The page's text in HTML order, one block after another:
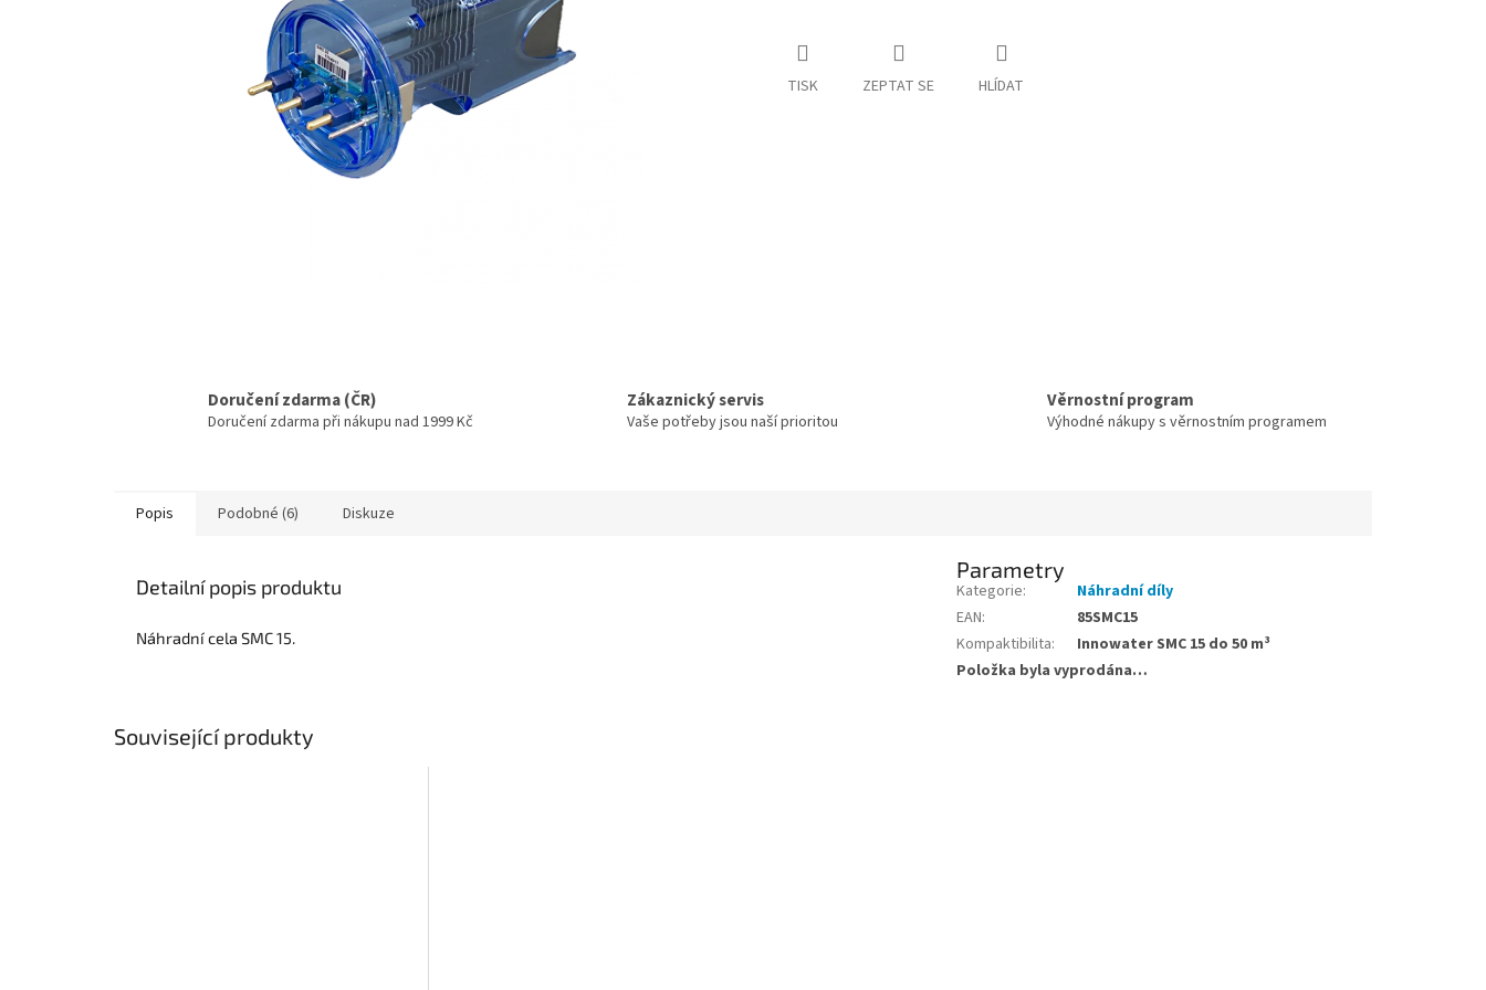
TISK ZEPTAT SE HLÍDAT
Doručení zdarma (ČR)
Doručení zdarma při nákupu nad 1999 Kč
Zákaznický servis
Vaše potřeby jsou naší prioritou
Věrnostní program
Výhodné nákupy s věrnostním programem
Popis Podobné (6) Diskuze
Detailní popis produktu
Náhradní cela SMC 15.
Parametry
Kategorie:
Náhradní díly
EAN:
85SMC15
Kompaktibilita:
Innowater SMC 15 do 50 m³
Položka byla vyprodána…
Související produkty